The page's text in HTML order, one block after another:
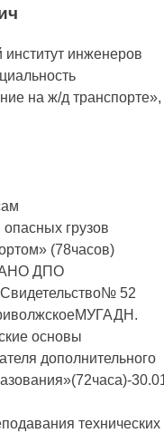
инженеров
на ж/д транспорте»,
опасных грузов
(78часов)
АНО ДПО
52
основы
дополнительного
технических